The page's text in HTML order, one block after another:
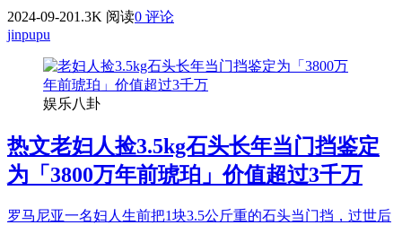
2024-09-201.3K 阅读0 评论
jinpupu
娱乐八卦
热文老妇人捡3.5kg石头长年当门挡鉴定
为「3800万年前琥珀」价值超过3千万
罗马尼亚一名妇人生前把1块3.5公斤重的石头当门挡，过世后